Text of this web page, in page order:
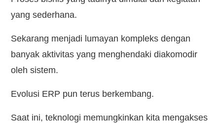
yang sederhana.
Sekarang menjadi lumayan kompleks dengan
banyak aktivitas yang menghendaki diakomodir
oleh sistem.
Evolusi ERP pun terus berkembang.
Saat ini, teknologi memungkinkan kita mengakses